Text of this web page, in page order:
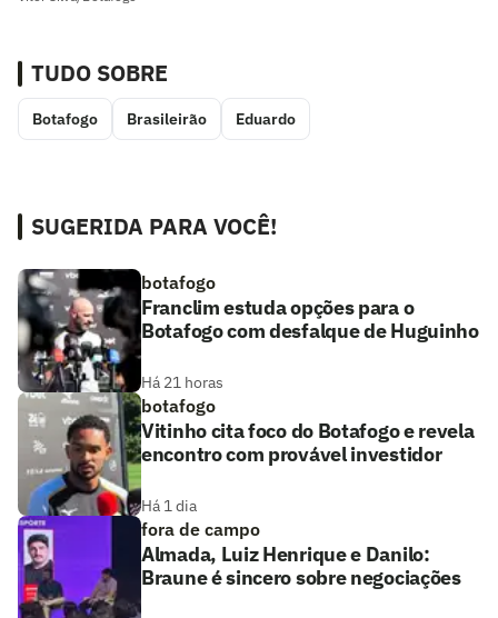
TUDO SOBRE
Botafogo Brasileirão Eduardo
SUGERIDA PARA VOCÊ!
botafogo
Franclim estuda opções para o
Botafogo com desfalque de Huguinho
Há 21 horas
botafogo
Vitinho cita foco do Botafogo e revela
encontro com provável investidor
Há 1 dia
fora de campo
Almada, Luiz Henrique e Danilo:
Braune é sincero sobre negociações